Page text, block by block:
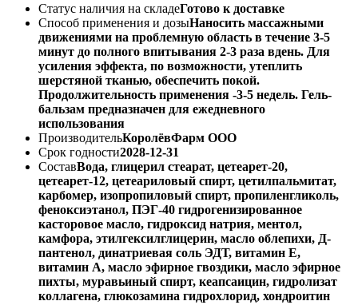
Статус наличия на складеГотово к доставке
Способ применения и дозыНаносить массажными
движениями на проблемную область в течение 3-5
минут до полного впитывания 2-3 раза вдень. Для
усиления эффекта, по возможности, утеплить
шерстяной тканью, обеспечить покой.
Продолжительность применения -3-5 недель. Гель-
бальзам предназначен для ежедневного
использования
ПроизводительКоролёвФарм ООО
Срок годности2028-12-31
СоставВода, глицерил стеарат, цетеарет-20,
цетеарет-12, цетеариловый спирт, цетилпальмитат,
карбомер, изопропиловый спирт, пропиленгликоль,
феноксиэтанол, ПЭГ-40 гидрогенизированное
касторовое масло, гидроксид натрия, ментол,
камфора, этилгексилглицерин, масло облепихи, Д-
пантенол, динатриевая соль ЭДТ, витамин Е,
витамин А, масло эфирное гвоздики, масло эфирное
пихты, муравьиный спирт, кеапсаицин, гидролизат
коллагена, глюкозамина гидрохлорид, хондроитин